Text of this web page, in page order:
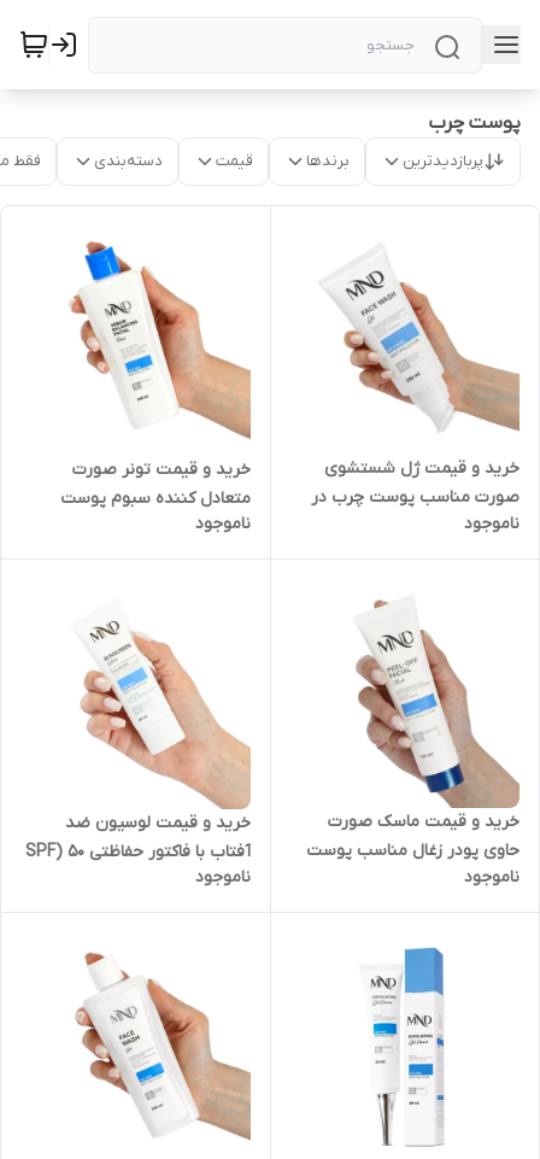
پوست چرب
پربازدیدترین برندها قیمت دسته‌بندی فقط
خرید و قیمت ژل شستشوی
صورت مناسب پوست چرب در
تهران 200 میلی‌لیتر
ناموجود
خرید و قیمت تونر صورت
متعادل کننده سبوم پوست
لیتر ام ان دی در تهران
ناموجود
خرید و قیمت ماسک صورت
حاوی پودر زغال مناسب پوست
ولیعصر
ناموجود
خرید و قیمت لوسیون ضد
آفتاب با فاکتور حفاظتی 50 (SPF
50) مناسب پوست چرب ام ان
دی 40 میلی‌لیتر در تهران
ناموجود